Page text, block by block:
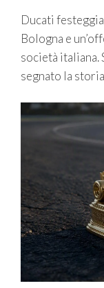
Ducati
Bologna e
società italiana.
segnato la